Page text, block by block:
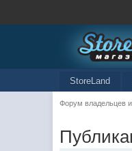
StoreLand
Форум владельцев